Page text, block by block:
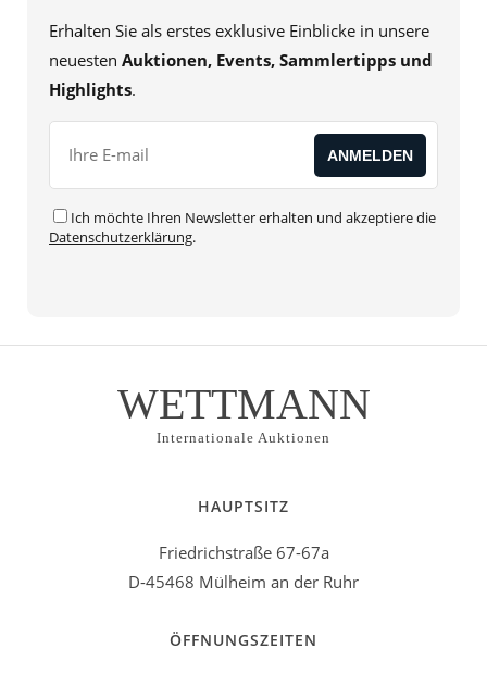
Erhalten Sie als erstes exklusive Einblicke in unsere
neuesten Auktionen, Events, Sammlertipps und
Highlights.
Ich möchte Ihren Newsletter erhalten und akzeptiere die
Datenschutzerklärung.
WETTMANN
Internationale Auktionen
HAUPTSITZ
Friedrichstraße 67-67a
D-45468 Mülheim an der Ruhr
ÖFFNUNGSZEITEN